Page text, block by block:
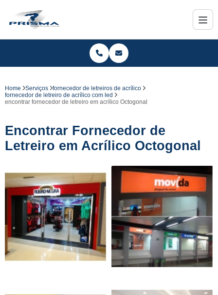
Home Serviços
fornecedor de letreiros de acrílico
fornecedor de letreiro de acrílico com led
encontrar fornecedor de letreiro em acrílico Octogonal
Encontrar Fornecedor de
Letreiro em Acrílico Octogonal